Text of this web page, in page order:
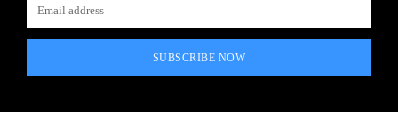
SUBSCRIBE NOW